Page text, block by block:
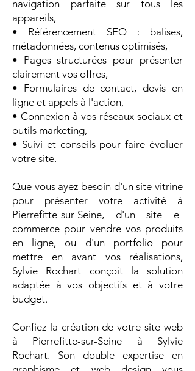
navigation parfaite sur tous les
appareils,
• Référencement SEO : balises,
métadonnées, contenus optimisés,
• Pages structurées pour présenter
clairement vos offres,
• Formulaires de contact, devis en
ligne et appels à l'action,
• Connexion à vos réseaux sociaux et
outils marketing,
• Suivi et conseils pour faire évoluer
votre site.
Que vous ayez besoin d'un site vitrine
pour présenter votre activité à
Pierrefitte-sur-Seine, d'un site e-
commerce pour vendre vos produits
en ligne, ou d'un portfolio pour
mettre en avant vos réalisations,
Sylvie Rochart conçoit la solution
adaptée à vos objectifs et à votre
budget.
Confiez la création de votre site web
à Pierrefitte-sur-Seine à Sylvie
Rochart. Son double expertise en